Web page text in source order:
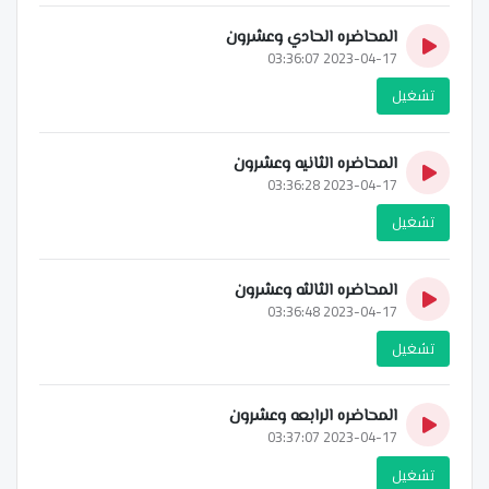
المحاضره الحادي وعشرون
2023-04-17 03:36:07
تشغيل
المحاضره الثانيه وعشرون
2023-04-17 03:36:28
تشغيل
المحاضره الثالثه وعشرون
2023-04-17 03:36:48
تشغيل
المحاضره الرابعه وعشرون
2023-04-17 03:37:07
تشغيل